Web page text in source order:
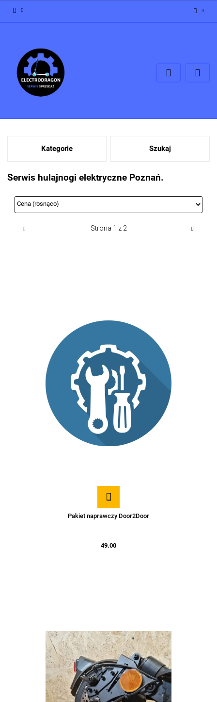
Zgody cookies
Kategorie Szukaj
Serwis hulajnogi elektryczne Poznań.
Pakiet naprawczy Door2Door
49.00